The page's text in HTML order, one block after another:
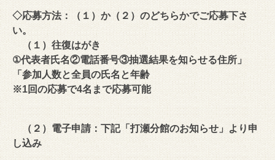
◇応募方法：（１）か（２）のどちらかでご応募下さ
い。
（１）往復はがき
①代表者氏名②電話番号③抽選結果を知らせる住所」
「参加人数と全員の氏名と年齢
※1回の応募で4名まで応募可能
（２）電子申請：下記「打瀬分館のお知らせ」より申
し込み